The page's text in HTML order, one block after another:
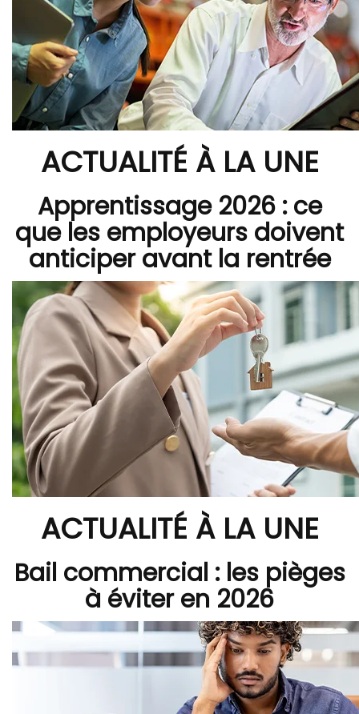
ACTUALITÉ À LA UNE
Apprentissage 2026 : ce
que les employeurs doivent
anticiper avant la rentrée
ACTUALITÉ À LA UNE
Bail commercial : les pièges
à éviter en 2026